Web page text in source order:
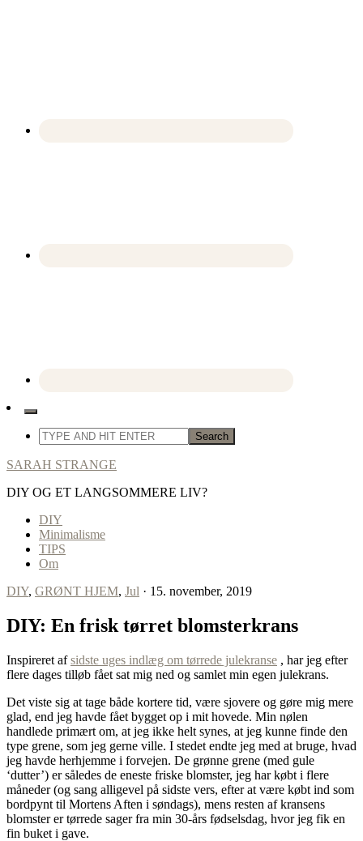
SARAH STRANGE
DIY OG ET LANGSOMMERE LIV?
DIY
Minimalisme
TIPS
Om
DIY, GRØNT HJEM, Jul · 15. november, 2019
DIY: En frisk tørret blomsterkrans
Inspireret afsidste uges indlæg om tørrede julekranse , har jeg efter
flere dages tilløb fået sat mig ned og samlet min egen julekrans.
Det viste sig at tage både kortere tid, være sjovere og gøre mig mere
glad, end jeg havde fået bygget op i mit hovede. Min nølen
handlede primært om, at jeg ikke helt synes, at jeg kunne finde den
type grene, som jeg gerne ville. I stedet endte jeg med at bruge, hvad
jeg havde herhjemme i forvejen. De grønne grene (med gule
‘dutter’) er således de eneste friske blomster, jeg har købt i flere
måneder (og sang alligevel på sidste vers, efter at være købt ind som
bordpynt til Mortens Aften i søndags), mens resten af kransens
blomster er tørrede sager fra min 30-års fødselsdag, hvor jeg fik en
fin buket i gave.